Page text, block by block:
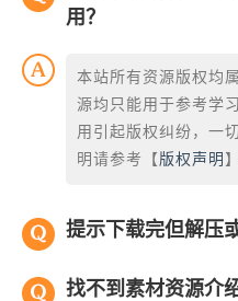
用？
本站所有资源版权均
源均只能用于参考学
用引起版权纠纷，一
明请参考【 版权声明
提示下载完但解压
找不到素材资源介